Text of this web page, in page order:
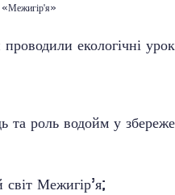
«Межигір'я»
екологічні
та роль водойм у
Межигір’я;